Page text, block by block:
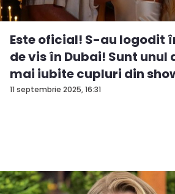
11 septembrie 2025, 16:31
Este oficial! S-au logodit
de vis în Dubai! Sunt unul
mai iubite cupluri din
e...